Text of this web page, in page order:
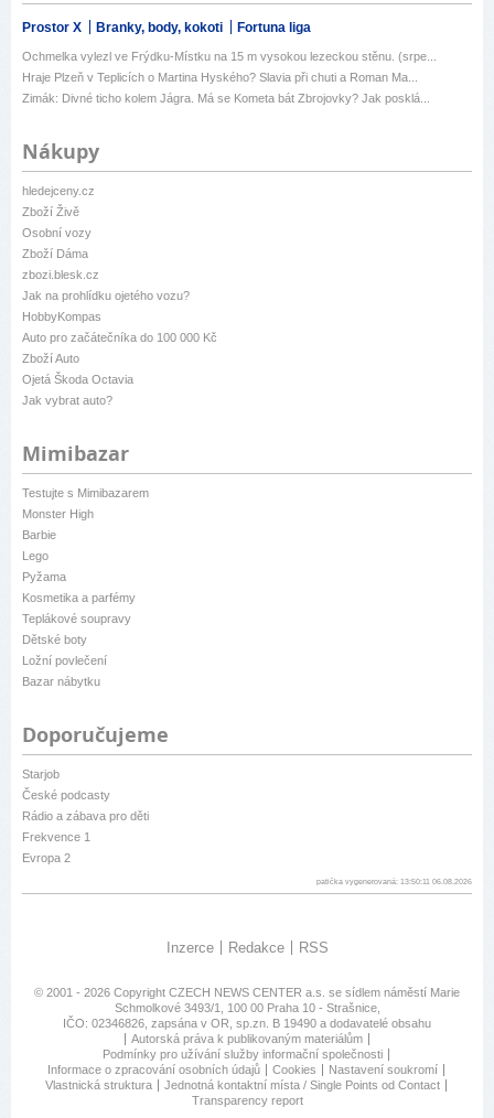
Prostor X Branky, body, kokoti Fortuna liga
Ochmelka vylezl ve Frýdku-Místku na 15 m vysokou lezeckou stěnu. (srpe...
Hraje Plzeň v Teplicích o Martina Hyského? Slavia při chuti a Roman Ma...
Zimák: Divné ticho kolem Jágra. Má se Kometa bát Zbrojovky? Jak posklá...
Nákupy
hledejceny.cz
Zboží Živě
Osobní vozy
Zboží Dáma
zbozi.blesk.cz
Jak na prohlídku ojetého vozu?
HobbyKompas
Auto pro začátečníka do 100 000 Kč
Zboží Auto
Ojetá Škoda Octavia
Jak vybrat auto?
Mimibazar
Testujte s Mimibazarem
Monster High
Barbie
Lego
Pyžama
Kosmetika a parfémy
Teplákové soupravy
Dětské boty
Ložní povlečení
Bazar nábytku
Doporučujeme
Starjob
České podcasty
Rádio a zábava pro děti
Frekvence 1
Evropa 2
patička vygenerovaná: 13:50:11 06.08.2026
Inzerce Redakce RSS
© 2001 - 2026 Copyright CZECH NEWS CENTER a.s. se sídlem náměstí Marie
Schmolkové 3493/1, 100 00 Praha 10 - Strašnice,
IČO: 02346826, zapsána v OR, sp.zn. B 19490 a dodavatelé obsahu
Autorská práva k publikovaným materiálům
Podmínky pro užívání služby informační společnosti
Informace o zpracování osobních údajů
Cookies
Nastavení soukromí
Vlastnická struktura
Jednotná kontaktní místa / Single Points od Contact
Transparency report